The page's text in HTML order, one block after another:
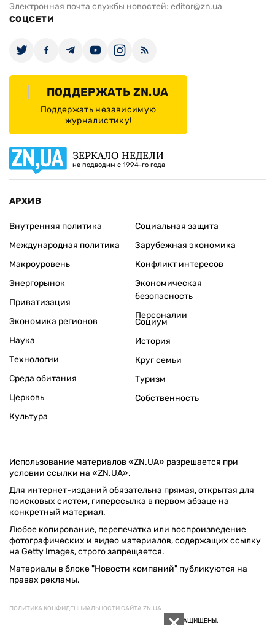
Электронная почта службы новостей: editor@zn.ua
СОЦСЕТИ
ПОДДЕРЖАТЬ ZN.UA
Поддержать независимую
журналистику!
ЗЕРКАЛО НЕДЕЛИ
не подводим с 1994-го года
АРХИВ
Внутренняя политика
Международная политика
Макроуровень
Энергорынок
Приватизация
Экономика регионов
Социальная защита
Зарубежная экономика
Конфликт интересов
Экономическая
безопасность
Персоналии
Наука
Технологии
Среда обитания
Церковь
Культура
Социум
История
Круг семьи
Туризм
Собственность
Использование материалов «ZN.UA» разрешается при
условии ссылки на «ZN.UA».
Для интернет-изданий обязательна прямая, открытая для
поисковых систем, гиперссылка в первом абзаце на
конкретный материал.
Любое копирование, перепечатка или воспроизведение
фотографических и видео материалов, содержащих ссылку
на Getty Images, строго запрещается.
Материалы в блоке "Новости компаний" публикуются на
правах рекламы.
ПОЛИТИКА КОНФИДЕНЦИАЛЬНОСТИ САЙТА ZN.UA
© 1994–2026 «ЗЕРКАЛО НЕДЕЛИ. УКРАИНА». ВСЕ ПРАВА ЗАЩИЩЕНЫ.